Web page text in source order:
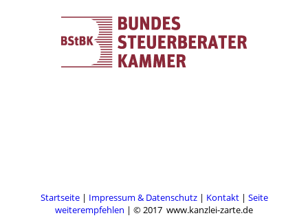
Startseite| Impressum & Datenschutz| Kontakt| Seite
weiterempfehlen | © 2017 www.kanzlei-zarte.de